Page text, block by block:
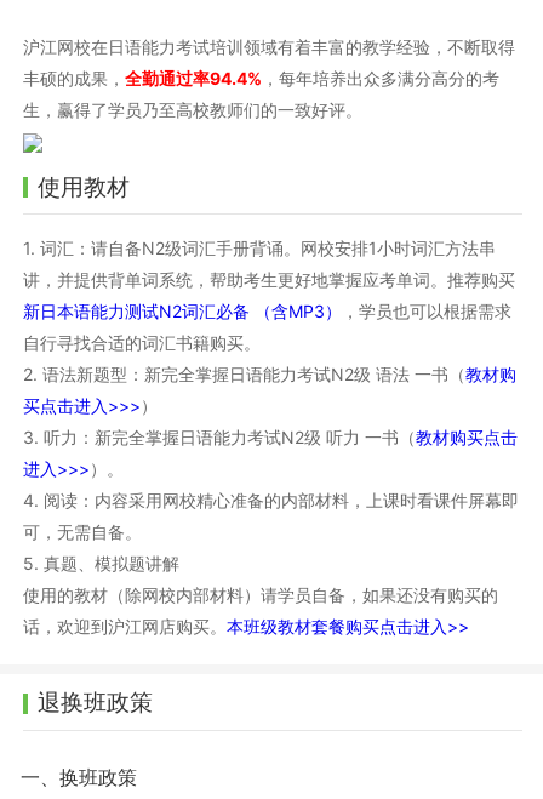
沪江网校在日语能力考试培训领域有着丰富的教学经验，不断取得
丰硕的成果，全勤通过率94.4% ，每年培养出众多满分高分的考
生，赢得了学员乃至高校教师们的一致好评。
使用教材
1. 词汇：请自备N2级词汇手册背诵。网校安排1小时词汇方法串
讲，并提供背单词系统，帮助考生更好地掌握应考单词。推荐购买
新日本语能力测试N2词汇必备 （含MP3）
，学员也可以根据需求
自行寻找合适的词汇书籍购买。
2. 语法新题型：新完全掌握日语能力考试N2级 语法 一书（教材购
买点击进入>>>）
3. 听力：新完全掌握日语能力考试N2级 听力 一书（教材购买点击
进入>>>）。
4. 阅读：内容采用网校精心准备的内部材料，上课时看课件屏幕即
可，无需自备。
5. 真题、模拟题讲解
使用的教材（除网校内部材料）请学员自备，如果还没有购买的
话，欢迎到沪江网店购买。本班级教材套餐购买点击进入>>
退换班政策
一、换班政策